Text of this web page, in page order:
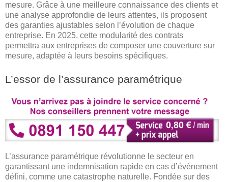
mesure. Grâce à une meilleure connaissance des clients et
une analyse approfondie de leurs attentes, ils proposent
des garanties ajustables selon l’évolution de chaque
entreprise. En 2025, cette modularité des contrats
permettra aux entreprises de composer une couverture sur
mesure, adaptée à leurs besoins spécifiques.
L’essor de l’assurance paramétrique
L’assurance paramétrique révolutionne le secteur en
garantissant une indemnisation rapide en cas d’événement
défini, comme une catastrophe naturelle. Fondée sur des